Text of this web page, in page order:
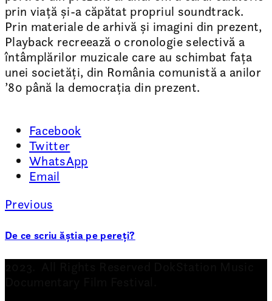
prin viață și-a căpătat propriul soundtrack.
Prin materiale de arhivă și imagini din prezent,
Playback recreează o cronologie selectivă a
întâmplărilor muzicale care au schimbat fața
unei societăți, din România comunistă a anilor
’80 până la democrația din prezent.
Facebook
Twitter
WhatsApp
Email
Previous
De ce scriu ăștia pe pereți?